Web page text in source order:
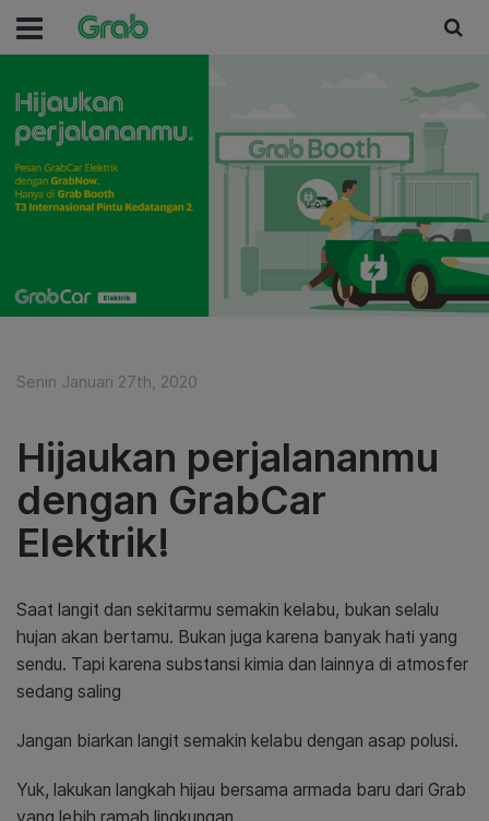
Senin Januari 27th, 2020
Hijaukan perjalananmu
dengan GrabCar
Elektrik!
Saat langit dan sekitarmu semakin kelabu, bukan selalu
hujan akan bertamu. Bukan juga karena banyak hati yang
sendu. Tapi karena substansi kimia dan lainnya di atmosfer
sedang saling
Jangan biarkan langit semakin kelabu dengan asap polusi.
Yuk, lakukan langkah hijau bersama armada baru dari Grab
yang lebih ramah lingkungan.